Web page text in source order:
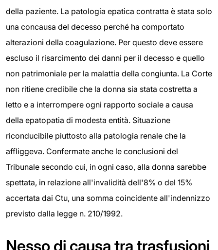
della paziente. La patologia epatica contratta è stata solo
una concausa del decesso perché ha comportato
alterazioni della coagulazione. Per questo deve essere
escluso il risarcimento dei danni per il decesso e quello
non patrimoniale per la malattia della congiunta. La Corte
non ritiene credibile che la donna sia stata costretta a
letto e a interrompere ogni rapporto sociale a causa
della epatopatia di modesta entità. Situazione
riconducibile piuttosto alla patologia renale che la
affliggeva. Confermate anche le conclusioni del
Tribunale secondo cui, in ogni caso, alla donna sarebbe
spettata, in relazione all'invalidità dell'8% o del 15%
accertata dai Ctu, una somma coincidente all'indennizzo
previsto dalla legge n. 210/1992.
Nesso di causa tra trasfusioni